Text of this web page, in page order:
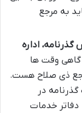
به مرجع
اداره
گاهی وقت ها
ذی صلاح هست.
در
خدمات